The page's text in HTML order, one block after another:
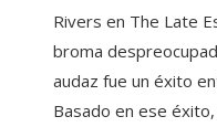
Rivers en The Late
broma
audaz fue un éxito
Basado en ese